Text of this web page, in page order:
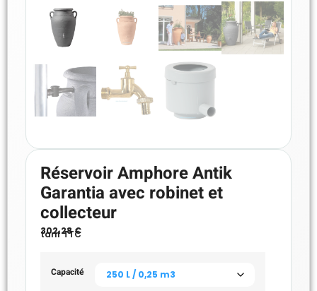
Réservoir Amphore Antik
Garantia avec robinet et
collecteur
302.28€
tarif TTC
Capacité